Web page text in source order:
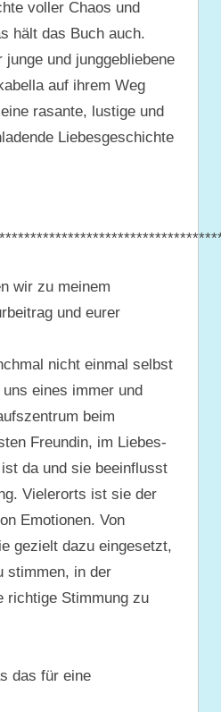
voller Chaos und
hält das Buch auch.
junge und junggebliebene
auf ihrem Weg
rasante, lustige und
Liebesgeschichte
wir zu meinem
und eurer
nicht einmal selbst
eines immer und
beim
Freundin, im Liebes-
da und sie beeinflusst
Vielerorts ist sie der
Emotionen. Von
gezielt dazu eingesetzt,
stimmen, in der
richtige Stimmung zu
das für eine